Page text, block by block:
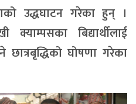
उद्धघाटन गरेका हुन् ।
बिद्यार्थीलाई
छात्रबृद्धिको घोषणा गरेका